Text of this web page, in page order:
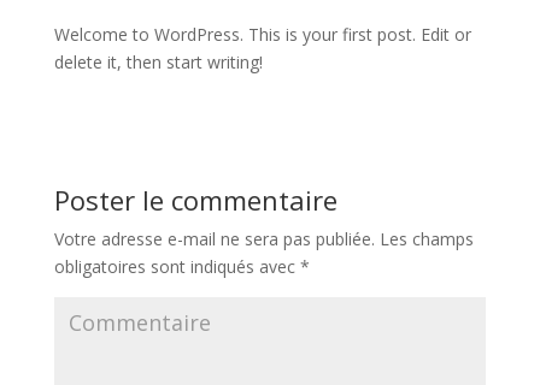
Welcome to WordPress. This is your first post. Edit or
delete it, then start writing!
Poster le commentaire
Votre adresse e-mail ne sera pas publiée. Les champs
obligatoires sont indiqués avec *